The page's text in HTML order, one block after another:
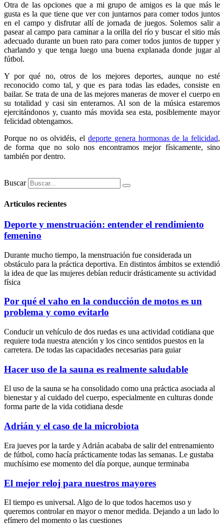
Otra de las opciones que a mi grupo de amigos es la que más le
gusta es la que tiene que ver con juntarnos para comer todos juntos
en el campo y disfrutar allí de jornada de juegos. Solemos salir a
pasear al campo para caminar a la orilla del río y buscar el sitio más
adecuado durante un buen rato para comer todos juntos de tupper y
charlando y que tenga luego una buena explanada donde jugar al
fútbol.
Y por qué no, otros de los mejores deportes, aunque no esté
reconocido como tal, y que es para todas las edades, consiste en
bailar. Se trata de una de las mejores maneras de mover el cuerpo en
su totalidad y casi sin enterarnos. Al son de la música estaremos
ejercitándonos y, cuanto más movida sea esta, posiblemente mayor
felicidad obtengamos.
Porque no os olvidéis, el deporte genera hormonas de la felicidad,
de forma que no solo nos encontramos mejor físicamente, sino
también por dentro.
Buscar
Articulos recientes
Deporte y menstruación: entender el rendimiento
femenino
Durante mucho tiempo, la menstruación fue considerada un
obstáculo para la práctica deportiva. En distintos ámbitos se extendió
la idea de que las mujeres debían reducir drásticamente su actividad
física
Por qué el vaho en la conducción de motos es un
problema y como evitarlo
Conducir un vehículo de dos ruedas es una actividad cotidiana que
requiere toda nuestra atención y los cinco sentidos puestos en la
carretera. De todas las capacidades necesarias para guiar
Hacer uso de la sauna es realmente saludable
El uso de la sauna se ha consolidado como una práctica asociada al
bienestar y al cuidado del cuerpo, especialmente en culturas donde
forma parte de la vida cotidiana desde
Adrián y el caso de la microbiota
Era jueves por la tarde y Adrián acababa de salir del entrenamiento
de fútbol, como hacía prácticamente todas las semanas. Le gustaba
muchísimo ese momento del día porque, aunque terminaba
El mejor reloj para nuestros mayores
El tiempo es universal. Algo de lo que todos hacemos uso y
queremos controlar en mayor o menor medida. Dejando a un lado lo
efímero del momento o las cuestiones